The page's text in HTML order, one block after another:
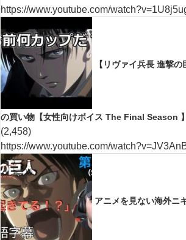
https://www.youtube.com/
【リヴァイ兵長 進撃
の買い物【女性向けボイス The Final Season 】
(2,458)
https://www.youtube.com/
アニメを見ない海外ニ